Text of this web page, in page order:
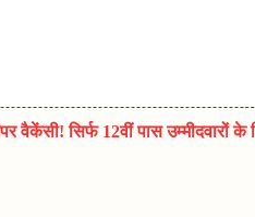
वैकेंसी! सिर्फ 12वीं पास उम्मीदवारों